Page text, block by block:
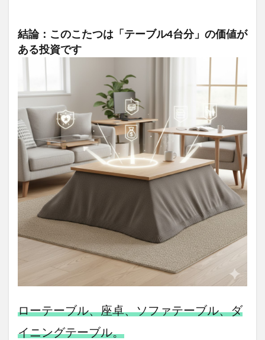
結論：このこたつは「テーブル4台分」の価値が
ある投資です
ローテーブル、座卓、ソファテーブル、ダ
イニングテーブル。